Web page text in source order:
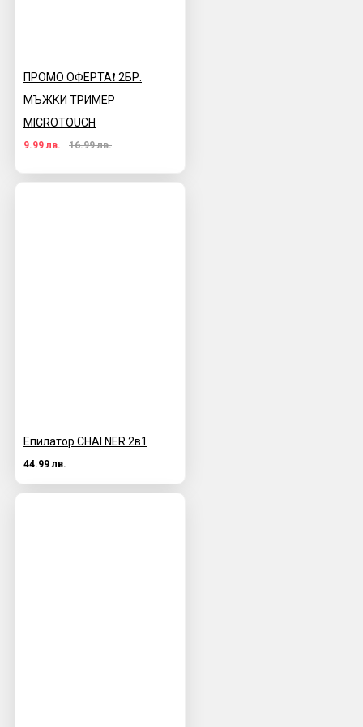
ПРОМО ОФЕРТА❗️ 2БР.
МЪЖКИ ТРИМЕР
MICROTOUCH
9.99 лв. 16.99 лв.
Епилатор CHAI NER 2в1
44.99 лв.